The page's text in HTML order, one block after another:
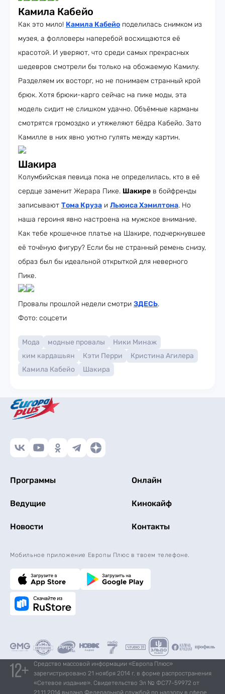
Камила Кабейо
Как это мило! Камила Кабейо поделилась снимком из
музея, а фолловеры наперебой восхищаются её
красотой. И уверяют, что среди самых прекрасных
шедевров смотрели бы только на обожаемую Камилу.
Разделяем их восторг, но не понимаем странный крой
брюк. Хотя брюки-карго сейчас на пике моды, эта
модель сидит не слишком удачно. Объёмные карманы
смотрятся громоздко и утяжеляют бёдра Кабейо. Зато
Камилле в них явно уютно гулять между картин.
Шакира
Колумбийская певица пока не определилась, кто в её
сердце заменит Жерара Пике. Шакире в бойфренды
записывают Тома Круза и Льюиса Хэмилтона. Но
наша героиня явно настроена на мужское внимание.
Как тебе крошечное платье на Шакире, подчеркнувшее
её точёную фигуру? Если бы не странный ремень снизу,
образ был бы идеальной открыткой для неверного
Пике.
Провалы прошлой недели смотри ЗДЕСЬ.
Фото: соцсети
Мода модные провалы
Ники Минаж
ким кардашьян
Кэти Перри
Кристина Агилера
Камила Кабейо
Шакира
Программы Онлайн
Ведущие Кинокайф
Новости Контакты
Мобильное приложение Европы Плюс в твоем телефоне.
Средство массовой информации «Европа Плюс»
зарегистрировано 21 ноября 2014 г. в форме распространения
«Сетевое издание». Свидетельство Эл № ФС77-59972 от
21.11.2014 выдано Федеральной службой по надзору в сфере